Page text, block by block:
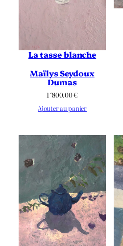
La tasse blanche
Maïlys Seydoux
Dumas
1 ‘800.00€
Ajouter au panier